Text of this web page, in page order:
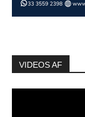
VIDEOS AF